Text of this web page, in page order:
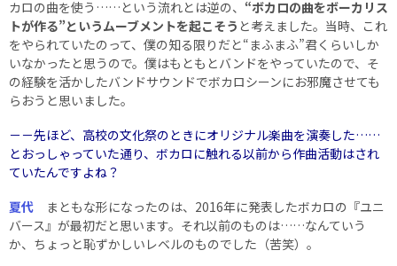
カロの曲を使う……という流れとは逆の、 “ボカロの曲をボーカリス
トが作る”というムーブメントを起こそう と考えました。当時、これ
をやられていたのって、僕の知る限りだと“まふまふ”君くらいしか
いなかったと思うので。僕はもともとバンドをやっていたので、そ
の経験を活かしたバンドサウンドでボカロシーンにお邪魔させても
らおうと思いました。
－－先ほど、高校の文化祭のときにオリジナル楽曲を演奏した……
とおっしゃっていた通り、ボカロに触れる以前から作曲活動はされ
ていたんですよね？
夏代 まともな形になったのは、2016年に発表したボカロの『ユニ
バース』が最初だと思います。それ以前のものは……なんていう
か、ちょっと恥ずかしいレベルのものでした（苦笑）。